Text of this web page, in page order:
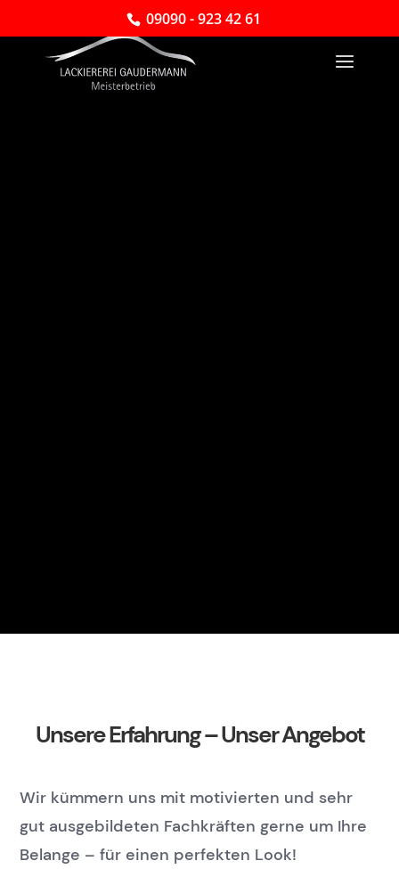
09090 - 923 42 61
Unsere Erfahrung – Unser Angebot
Wir kümmern uns mit motivierten und sehr
gut ausgebildeten Fachkräften gerne um Ihre
Belange – für einen perfekten Look!